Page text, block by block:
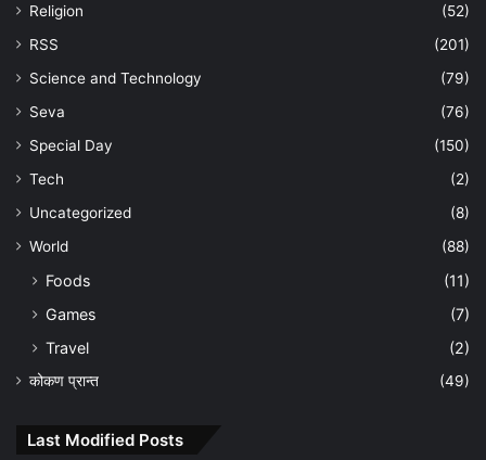
Religion
(52)
RSS
(201)
Science and Technology
(79)
Seva
(76)
Special Day
(150)
Tech
(2)
Uncategorized
(8)
World
(88)
Foods
(11)
Games
(7)
Travel
(2)
कोकण प्रान्त (49)
Last Modified Posts